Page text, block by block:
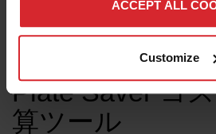
ACCEPT ALL
Customize
Plate Saver コ
算ツール